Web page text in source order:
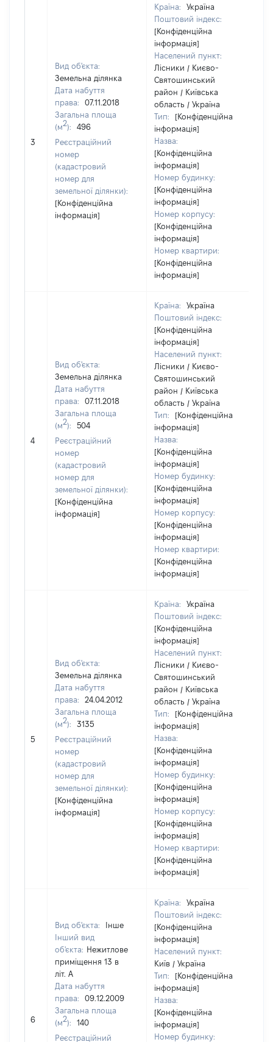
3
Вид об'єкта:
Земельна ділянка
Дата набуття
права:
07.11.2018
Загальна площа
(м2):
496
Реєстраційний
номер
(кадастровий
номер для
земельної ділянки):
[Конфіденційна
інформація]
Країна:
Україна
Поштовий індекс:
[Конфіденційна
інформація]
Населений пункт:
Лісники / Києво-
Святошинський
район / Київська
область / Україна
Тип:
[Конфіденційна
інформація]
Назва:
[Конфіденційна
інформація]
Номер будинку:
[Конфіденційна
інформація]
Номер корпусу:
[Конфіденційна
інформація]
Номер квартири:
[Конфіденційна
інформація]
4
Вид об'єкта:
Земельна ділянка
Дата набуття
права:
07.11.2018
Загальна площа
(м2):
504
Реєстраційний
номер
(кадастровий
номер для
земельної ділянки):
[Конфіденційна
інформація]
Країна:
Україна
Поштовий індекс:
[Конфіденційна
інформація]
Населений пункт:
Лісники / Києво-
Святошинський
район / Київська
область / Україна
Тип:
[Конфіденційна
інформація]
Назва:
[Конфіденційна
інформація]
Номер будинку:
[Конфіденційна
інформація]
Номер корпусу:
[Конфіденційна
інформація]
Номер квартири:
[Конфіденційна
інформація]
5
Вид об'єкта:
Земельна ділянка
Дата набуття
права:
24.04.2012
Загальна площа
(м2):
3135
Реєстраційний
номер
(кадастровий
номер для
земельної ділянки):
[Конфіденційна
інформація]
Країна:
Україна
Поштовий індекс:
[Конфіденційна
інформація]
Населений пункт:
Лісники / Києво-
Святошинський
район / Київська
область / Україна
Тип:
[Конфіденційна
інформація]
Назва:
[Конфіденційна
інформація]
Номер будинку:
[Конфіденційна
інформація]
Номер корпусу:
[Конфіденційна
інформація]
Номер квартири:
[Конфіденційна
інформація]
6
Вид об'єкта:
Інше
Інший вид
об'єкта: Нежитлове
приміщення 13 в
літ. А
Дата набуття
права:
09.12.2009
Загальна площа
(м2):
140
Реєстраційний
Країна:
Україна
Поштовий індекс:
[Конфіденційна
інформація]
Населений пункт:
Київ / Україна
Тип:
[Конфіденційна
інформація]
Назва:
[Конфіденційна
інформація]
Номер будинку: